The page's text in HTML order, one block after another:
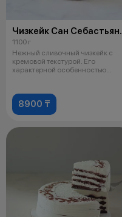
Чизкейк Сан Себастьян.
1100 г
Нежный сливочный чизкейк с
кремовой текстурой. Его
характерной особенностью
8900 ₸